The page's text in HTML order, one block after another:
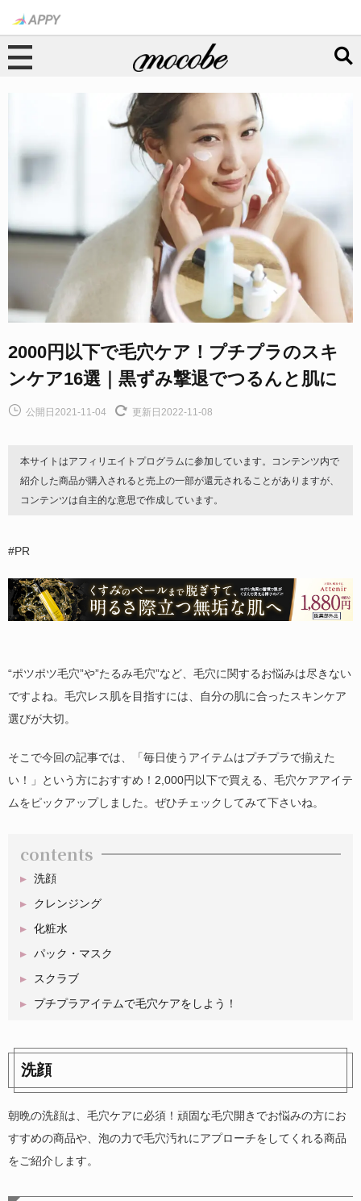
2000円以下で毛穴ケア！プチプラのスキ
ンケア16選｜黒ずみ撃退でつるんと肌に
公開日2021-11-04 更新日2022-11-08
本サイトはアフィリエイトプログラムに参加しています。コンテンツ内で
紹介した商品が購入されると売上の一部が還元されることがありますが、
コンテンツは自主的な意思で作成しています。
#PR
“ポツポツ毛穴”や”たるみ毛穴”など、毛穴に関するお悩みは尽きない
ですよね。毛穴レス肌を目指すには、自分の肌に合ったスキンケア
選びが大切。
そこで今回の記事では、「毎日使うアイテムはプチプラで揃えた
い！」という方におすすめ！2,000円以下で買える、毛穴ケアアイテ
ムをピックアップしました。ぜひチェックしてみて下さいね。
contents
洗顔
クレンジング
化粧水
パック・マスク
スクラブ
プチプラアイテムで毛穴ケアをしよう！
洗顔
朝晩の洗顔は、毛穴ケアに必須！頑固な毛穴開きでお悩みの方にお
すすめの商品や、泡の力で毛穴汚れにアプローチをしてくれる商品
をご紹介します。